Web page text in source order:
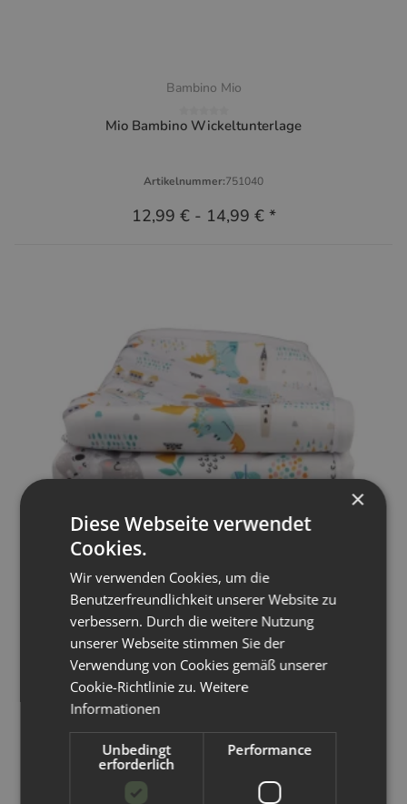
Bambino Mio
Mio Bambino Wickeltunterlage
Artikelnummer:751040
12,99 €- 14,99 € *
Blümchen
Blümchen Wickelunterlage 70x48cm
Artikelnummer: 750747
12,99 € 13,74 €*
×
Diese Webseite verwendet
Cookies.
Wir verwenden Cookies, um die
Benutzerfreundlichkeit unserer Website zu
verbessern. Durch die weitere Nutzung
unserer Webseite stimmen Sie der
Verwendung von Cookies gemäß unserer
Cookie-Richtlinie zu.Weitere
Informationen
Unbedingt
erforderlich
Performance